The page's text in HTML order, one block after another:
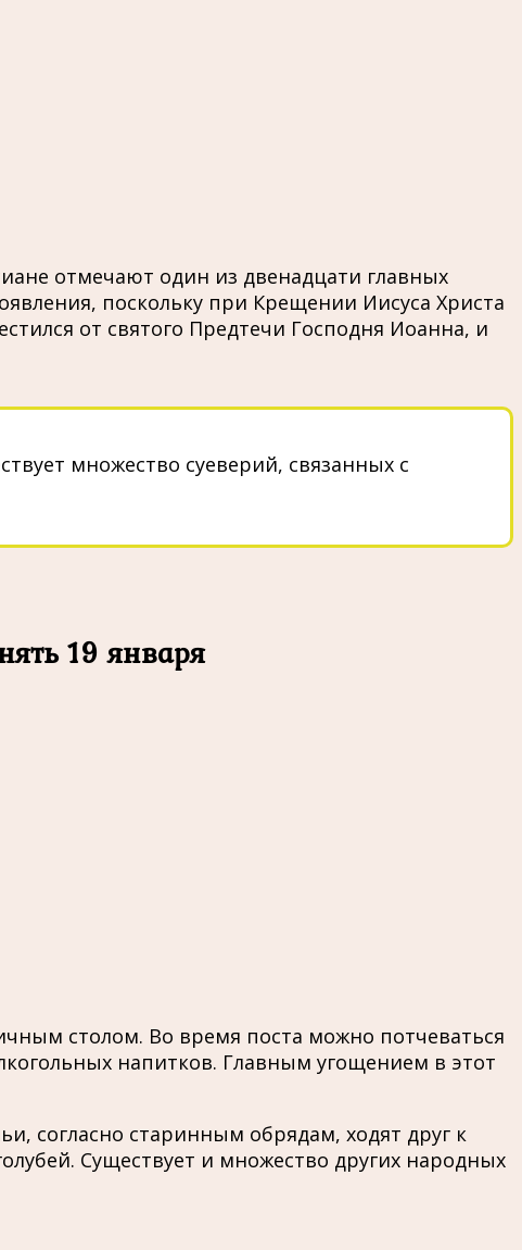
отмечают один из двенадцати главных
поскольку при Крещении Иисуса Христа
от святого Предтечи Господня Иоанна, и
множество суеверий, связанных с
19 января
столом. Во время поста можно потчеваться
напитков. Главным угощением в этот
согласно старинным обрядам, ходят друг к
Существует и множество других народных